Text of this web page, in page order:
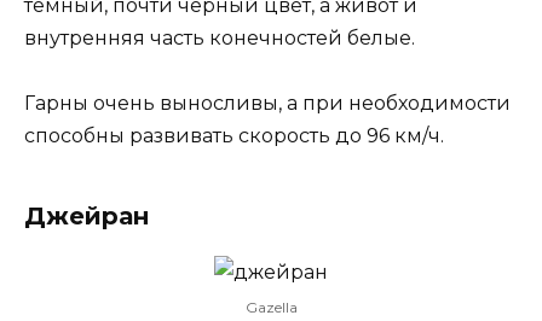
темный, почти черный цвет, а живот и
внутренняя часть конечностей белые.
Гарны очень выносливы, а при необходимости
способны развивать скорость до 96 км/ч.
Джейран
Gazella